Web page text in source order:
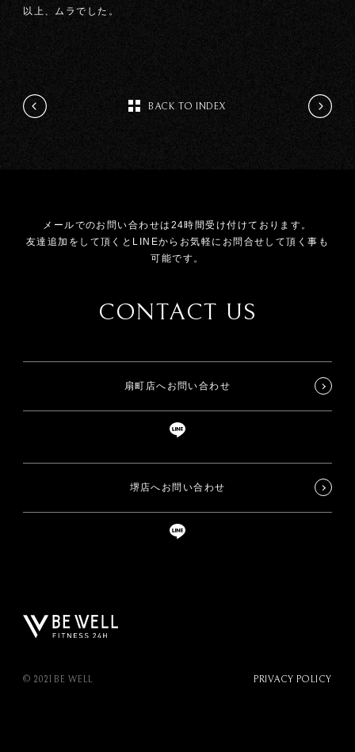
以上、ムラでした。
BACK TO INDEX
メールでのお問い合わせは24時間受け付けております。
友達追加をして頂くとLINEからお気軽にお問合せして頂く事も
可能です。
CONTACT US
扇町店へお問い合わせ
堺店へお問い合わせ
© 2021 BE WELL PRIVACY POLICY